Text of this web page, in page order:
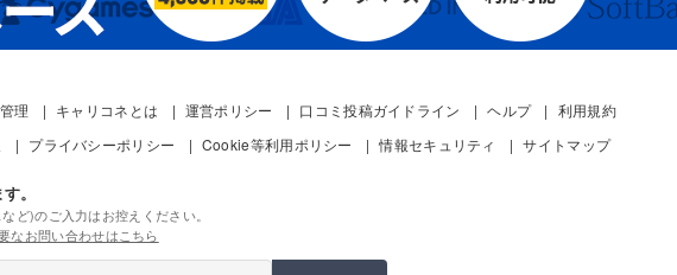
理 キャリコネとは 運営ポリシー 口コミ投稿ガイドライン ヘルプ
利用規約
プライバシーポリシー Cookie等利用ポリシー 情報セキュリティ サイトマップ
。
ど)のご入力はお控えください。
なお問い合わせはこちら